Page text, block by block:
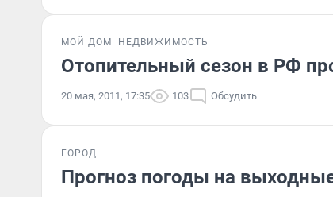
МОЙ ДОМ НЕДВИЖИМОСТЬ
Отопительный сезон в РФ
20 мая, 2011, 17:35 103 Обсудить
ГОРОД
Прогноз погоды на